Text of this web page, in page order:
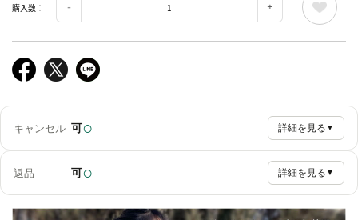
購入数：
キャンセル 可○ 詳細を見る ▼
返品 可○ 詳細を見る ▼